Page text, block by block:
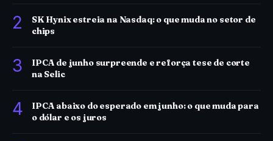
2
SK Hynix estreia na Nasdaq: o que muda no setor de
chips
3
IPCA de junho surpreende e reforça tese de corte
na Selic
4
IPCA abaixo do esperado em junho: o que muda para
o dólar e os juros